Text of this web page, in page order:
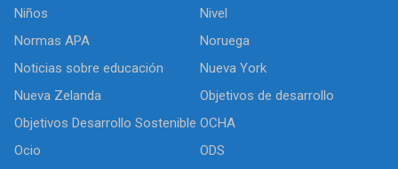
Niños
Nivel
Normas APA
Noruega
Noticias sobre educación
Nueva York
Nueva Zelanda
Objetivos de desarrollo
Objetivos Desarrollo Sostenible OCHA
Ocio
ODS